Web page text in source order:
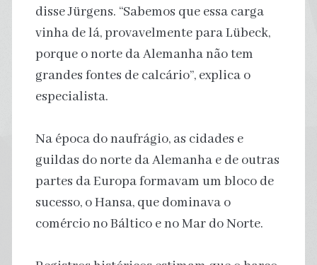
disse Jürgens. “Sabemos que essa carga
vinha de lá, provavelmente para Lübeck,
porque o norte da Alemanha não tem
grandes fontes de calcário”, explica o
especialista.
Na época do naufrágio, as cidades e
guildas do norte da Alemanha e de outras
partes da Europa formavam um bloco de
sucesso, o Hansa, que dominava o
comércio no Báltico e no Mar do Norte.